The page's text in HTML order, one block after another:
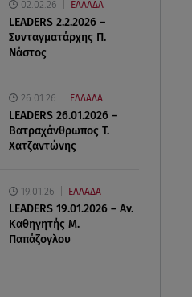
02.02.26 ΕΛΛΑΔΑ
LEADERS 2.2.2026 –
Συνταγματάρχης Π.
Νάστος
26.01.26 ΕΛΛΑΔΑ
LEADERS 26.01.2026 –
Βατραχάνθρωπος Τ.
Χατζαντώνης
19.01.26 ΕΛΛΑΔΑ
LEADERS 19.01.2026 – Αν.
Καθηγητής Μ.
Παπάζογλου